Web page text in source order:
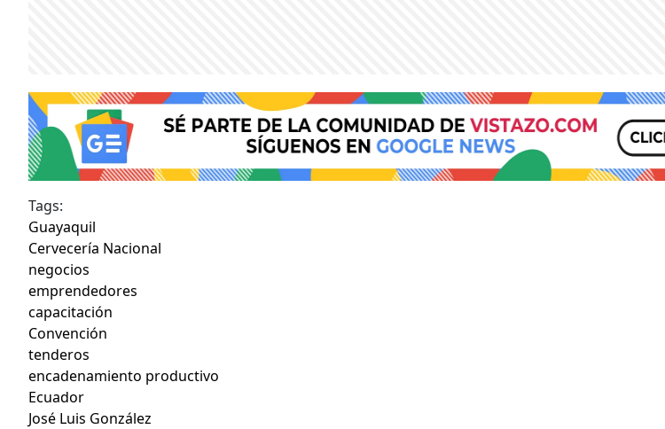
Tags:
Guayaquil
Cervecería Nacional
negocios
emprendedores
capacitación
Convención
tenderos
encadenamiento productivo
Ecuador
José Luis González